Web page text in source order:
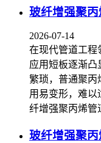
玻纤增强聚
2026-07-14
在现代管道工程
应用短板逐渐凸
繁琐，普通聚丙
用易变形，难以
纤增强聚丙烯
玻纤增强聚